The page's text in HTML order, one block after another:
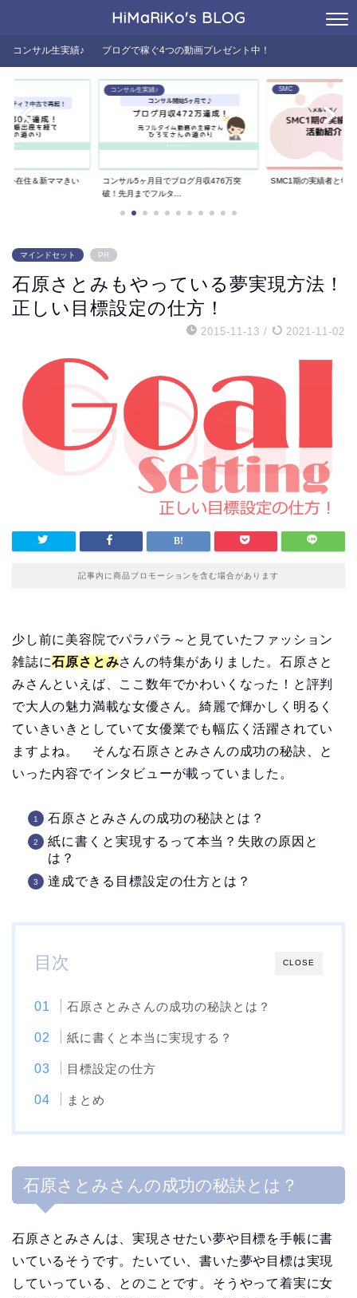
HiMaRiKo's BLOG
コンサル生実績♪ ブログで稼ぐ4つの動画プレゼント中！
外在住＆新ママきい
コンサル生実績♪
コンサル5ヶ月目でブログ月収476万突
破！先月までフルタ...
SMC
SMC1期の実績者と年
マインドセット PR
石原さとみもやっている夢実現方法！
正しい目標設定の仕方！
2015-11-13 / 2021-11-02
記事内に商品プロモーションを含む場合があります
少し前に美容院でパラパラ～と見ていたファッション
雑誌に石原さとみさんの特集がありました。石原さと
みさんといえば、ここ数年でかわいくなった！と評判
で大人の魅力満載な女優さん。綺麗で輝かしく明るく
ていきいきとしていて女優業でも幅広く活躍されてい
ますよね。 そんな石原さとみさんの成功の秘訣、と
いった内容でインタビューが載っていました。
石原さとみさんの成功の秘訣とは？
紙に書くと実現するって本当？失敗の原因と
は？
達成できる目標設定の仕方とは？
CLOSE
目次
石原さとみさんの成功の秘訣とは？
紙に書くと本当に実現する？
目標設定の仕方
まとめ
石原さとみさんの成功の秘訣とは？
石原さとみさんは、実現させたい夢や目標を手帳に書
いているそうです。たいてい、書いた夢や目標は実現
していっている、とのことです。そうやって着実に女